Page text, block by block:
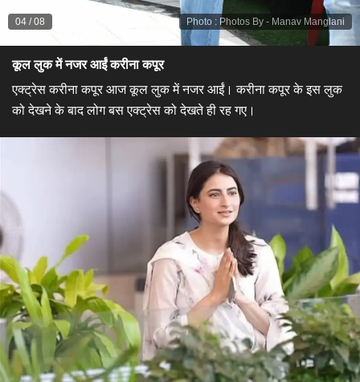
Photo : Photos By - Manav Manglani
04 /08
कूल लुक में नजर आईं करीना कपूर
एक्ट्रेस करीना कपूर आज कूल लुक में नजर आईं। करीना कपूर के इस लुक
को देखने के बाद लोग बस एक्ट्रेस को देखते ही रह गए।